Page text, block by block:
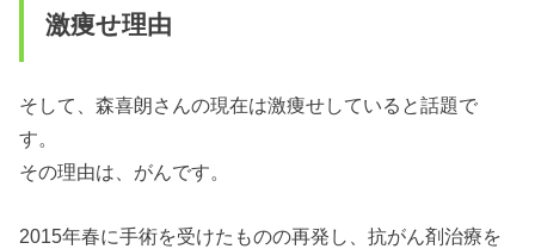
激痩せ理由
そして、森喜朗さんの現在は激痩せしていると話題で
す。
その理由は、がんです。
2015年春に手術を受けたものの再発し、抗がん剤治療を